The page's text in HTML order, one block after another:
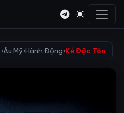
›Âu Mỹ›Hành Động›Kẻ Độc Tôn